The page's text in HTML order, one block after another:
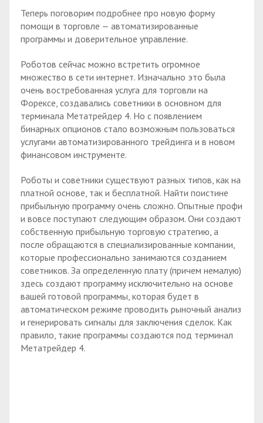
Теперь поговорим подробнее про новую форму
помощи в торговле — автоматизированные
программы и доверительное управление.
Роботов сейчас можно встретить огромное
множество в сети интернет. Изначально это была
очень востребованная услуга для торговли на
Форексе, создавались советники в основном для
терминала Метатрейдер 4. Но с появлением
бинарных опционов стало возможным пользоваться
услугами автоматизированного трейдинга и в новом
финансовом инструменте.
Роботы и советники существуют разных типов, как на
платной основе, так и бесплатной. Найти поистине
прибыльную программу очень сложно. Опытные профи
и вовсе поступают следующим образом. Они создают
собственную прибыльную торговую стратегию, а
после обращаются в специализированные компании,
которые профессионально занимаются созданием
советников. За определенную плату (причем немалую)
здесь создают программу исключительно на основе
вашей готовой программы, которая будет в
автоматическом режиме проводить рыночный анализ
и генерировать сигналы для заключения сделок. Как
правило, такие программы создаются под терминал
Метатрейдер 4.